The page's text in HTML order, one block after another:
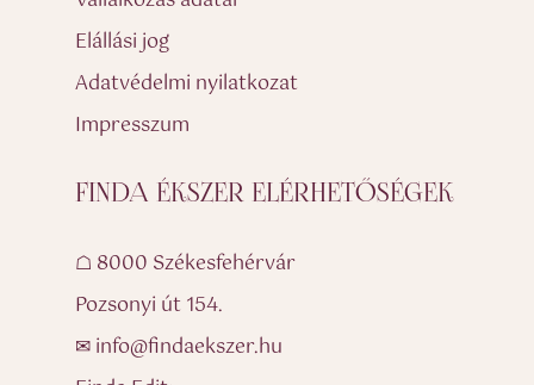
Elállási jog
Adatvédelmi nyilatkozat
Impresszum
FINDA ÉKSZER ELÉRHETŐSÉGEK
☖ 8000 Székesfehérvár
Pozsonyi út 154.
✉ info@findaekszer.hu